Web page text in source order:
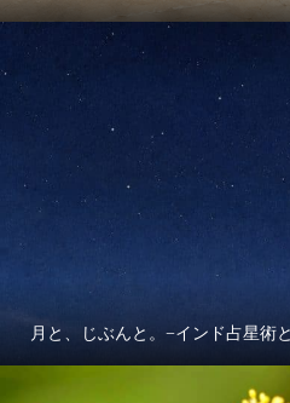
月と、じぶんと。−インド占星術